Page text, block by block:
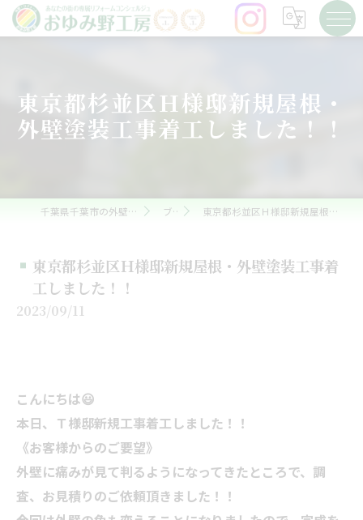
東京都杉並区Ｈ様邸新規屋根・
外壁塗装工事着工しました！！
千葉県千葉市の外壁塗装ならおゆみ野工房 ブログ 東京都杉並区Ｈ様邸新規屋根・外壁塗装工事着工しました！！
東京都杉並区Ｈ様邸新規屋根・外壁塗装工事着
工しました！！
2023/09/11
こんにちは😃
本日、Ｔ様邸新規工事着工しました！！
《お客様からのご要望》
外壁に痛みが見て判るようになってきたところで、調
査、お見積りのご依頼頂きました！！